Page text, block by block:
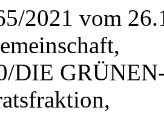
2021 vom
DIE